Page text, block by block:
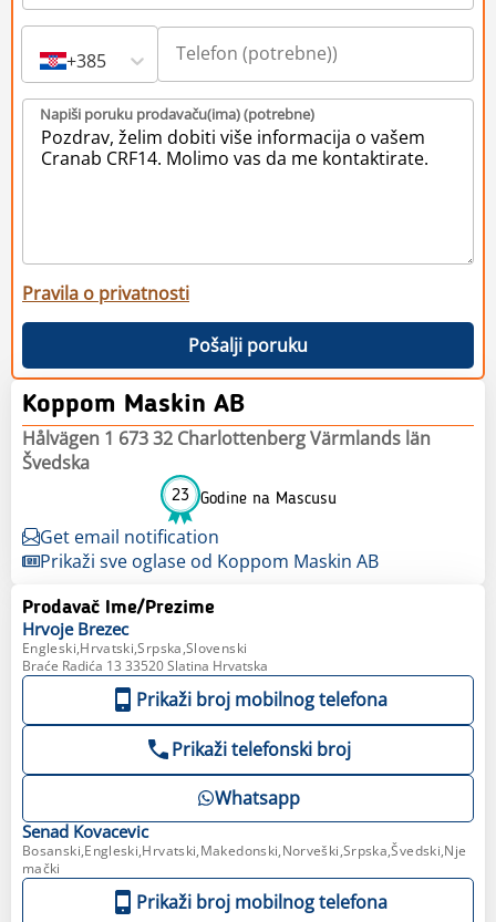
+385
Napiši poruku prodavaču(ima) (potrebne)
Pravila o privatnosti
Pošalji poruku
Koppom Maskin AB
Hålvägen 1 673 32 Charlottenberg Värmlands län
Švedska
23 Godine na Mascusu
Get email notification
Prikaži sve oglase od Koppom Maskin AB
Prodavač Ime/Prezime
Hrvoje Brezec
Engleski,Hrvatski,Srpska,Slovenski
Braće Radića 13 33520 Slatina Hrvatska
Prikaži broj mobilnog telefona
Prikaži telefonski broj
Whatsapp
Senad Kovacevic
Bosanski,Engleski,Hrvatski,Makedonski,Norveški,Srpska,Švedski,Nje
mački
Prikaži broj mobilnog telefona